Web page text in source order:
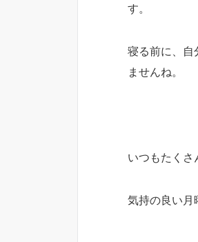
す。
寝る前に、自
ませんね。
いつもたくさ
気持の良い月